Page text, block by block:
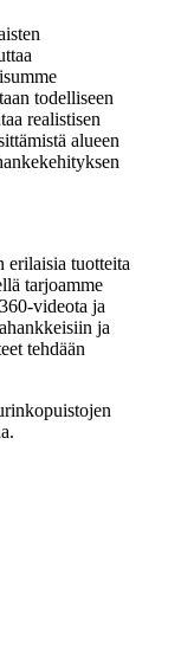
todelliseen
realistisen
alueen
erilaisia tuotteita
tarjoamme
videota ja
ja
tehdään